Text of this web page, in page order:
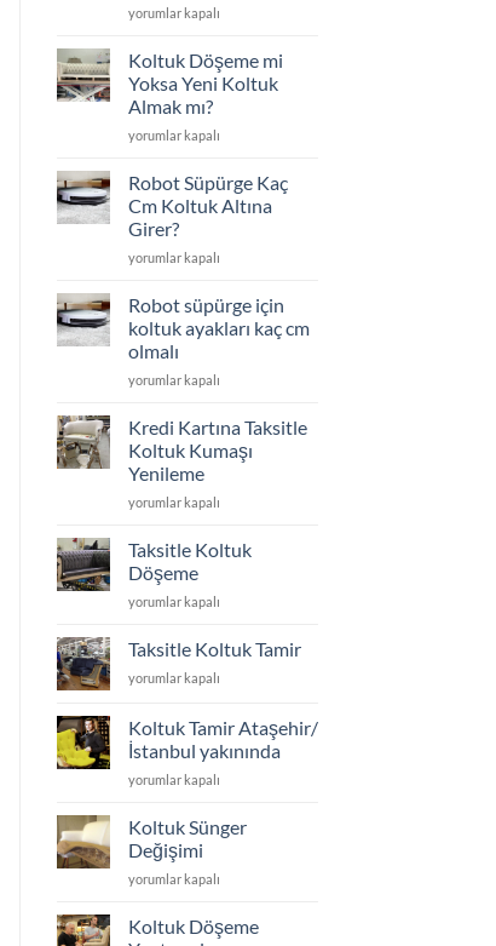
için
Koltuk
Yaptırmanın
için
yorumlar kapalı
Koltuk Döşeme mi
Yoksa Yeni Koltuk
Almak mı?
Koltuk
mi
Yeni
Koltuk
Almak
için
yorumlar kapalı
Robot Süpürge Kaç
Cm Koltuk Altına
Girer?
Robot
Kaç
Koltuk
Altına
Girer?
yorumlar kapalı
Robot süpürge için
koltuk ayakları kaç cm
olmalı
Robot
için
ayakları
kaç
cm
için
yorumlar kapalı
Kredi Kartına Taksitle
Koltuk Kumaşı
Yenileme
Kredi
Taksitle
Kumaşı
Yenileme
yorumlar kapalı
Taksitle Koltuk
Döşeme
Taksitle
Döşeme
yorumlar kapalı
Taksitle Koltuk Tamir
Taksitle
için
yorumlar kapalı
Koltuk Tamir Ataşehir/
İstanbul yakınında
Koltuk
Ataşehir/
İstanbul
yakınında
için
yorumlar kapalı
Koltuk Sünger
Değişimi
Koltuk
Değişimi
yorumlar kapalı
Koltuk Döşeme